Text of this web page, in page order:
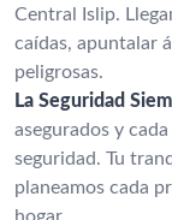
Central Islip.
caídas, apuntalar
peligrosas.
La Seguridad
asegurados y
seguridad. Tu
planeamos cada